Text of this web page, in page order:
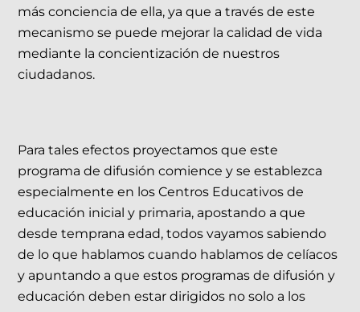
más conciencia de ella, ya que a través de este
mecanismo se puede mejorar la calidad de vida
mediante la concientización de nuestros
ciudadanos.
Para tales efectos proyectamos que este
programa de difusión comience y se establezca
especialmente en los Centros Educativos de
educación inicial y primaria, apostando a que
desde temprana edad, todos vayamos sabiendo
de lo que hablamos cuando hablamos de celíacos
y apuntando a que estos programas de difusión y
educación deben estar dirigidos no solo a los